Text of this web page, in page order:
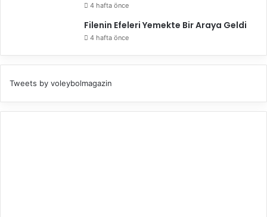
4 hafta önce
Filenin Efeleri Yemekte Bir Araya Geldi
4 hafta önce
Tweets by voleybolmagazin